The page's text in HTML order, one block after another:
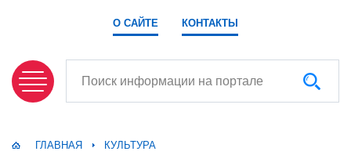
О САЙТЕ КОНТАКТЫ
ГЛАВНАЯ КУЛЬТУРА